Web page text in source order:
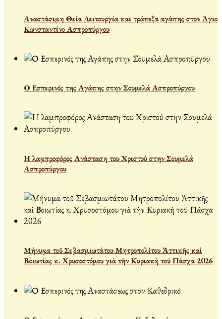
Αναστάσιμη Θεία Λειτουργία και τράπεζα αγάπης στον Άγιο
Κωνσταντίνο Ασπροπύργου
Ο Εσπερινός της Αγάπης στην Σουμελά Ασπροπύργου
Η λαμπροφόρος Ανάσταση του Χριστού στην Σουμελά
Ασπροπύργου
Μήνυμα τοῦ Σεβασμιωτάτου Μητροπολίτου Ἀττικῆς καὶ
Βοιωτίας κ. Χρυσοστόμου γιὰ τὴν Κυριακὴ τοῦ Πάσχα 2026